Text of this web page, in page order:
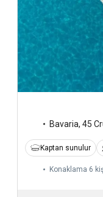
Bavaria, 45
Kaptan sunulur
Konaklama 6